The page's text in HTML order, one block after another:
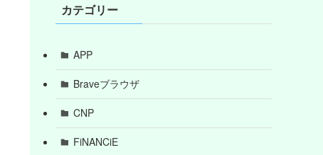
カテゴリー
APP
Braveブラウザ
CNP
FiNANCiE